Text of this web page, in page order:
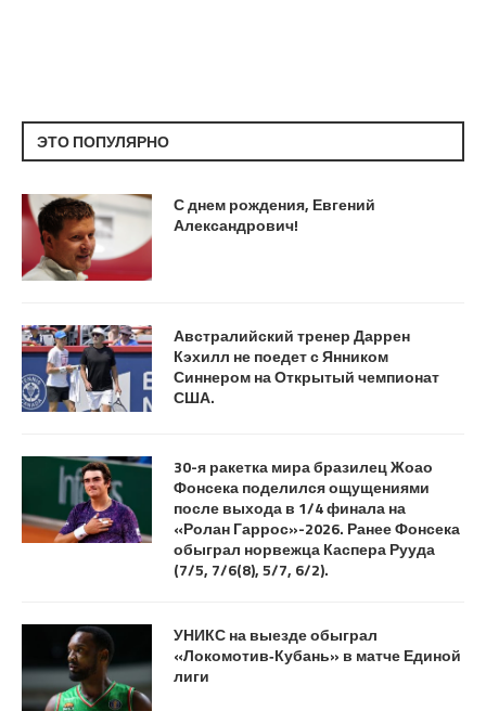
ЭТО ПОПУЛЯРНО
С днем рождения, Евгений
Александрович!
Австралийский тренер Даррен
Кэхилл не поедет с Янником
Синнером на Открытый чемпионат
США.
30-я ракетка мира бразилец Жоао
Фонсека поделился ощущениями
после выхода в 1/4 финала на
«Ролан Гаррос»-2026. Ранее Фонсека
обыграл норвежца Каспера Рууда
(7/5, 7/6(8), 5/7, 6/2).
УНИКС на выезде обыграл
«Локомотив‑Кубань» в матче Единой
лиги